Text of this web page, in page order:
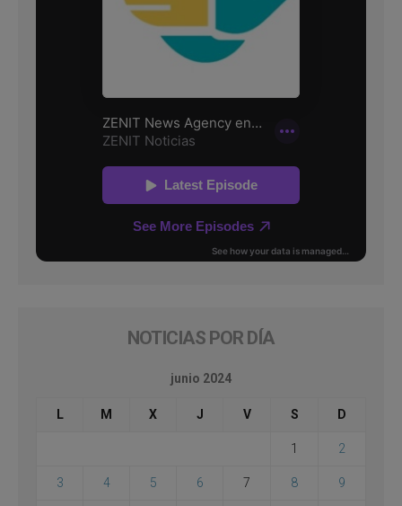
NOTICIAS POR DÍA
junio 2024
L M X J V S D
1 2
3 4 5 6 7 8 9